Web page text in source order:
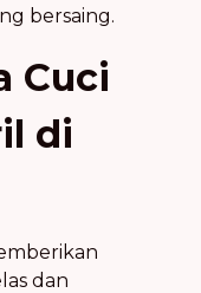
bersaing.
Cuci
di
dan